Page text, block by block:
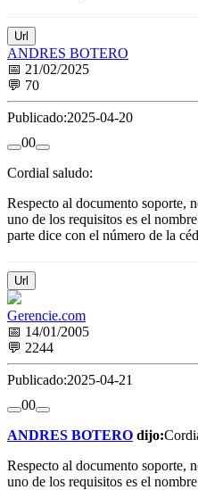
Url
ANDRES BOTERO
📅 21/02/2025
💬 70
Publicado:2025-04-20
00
Cordial saludo:
Respecto al documento soporte,
uno de los requisitos es el
parte dice con el número de la
Url
Gerencie.com
📅 14/01/2005
💬 2244
Publicado:2025-04-21
00
ANDRES BOTERO dijo:
Respecto al documento soporte,
uno de los requisitos es el